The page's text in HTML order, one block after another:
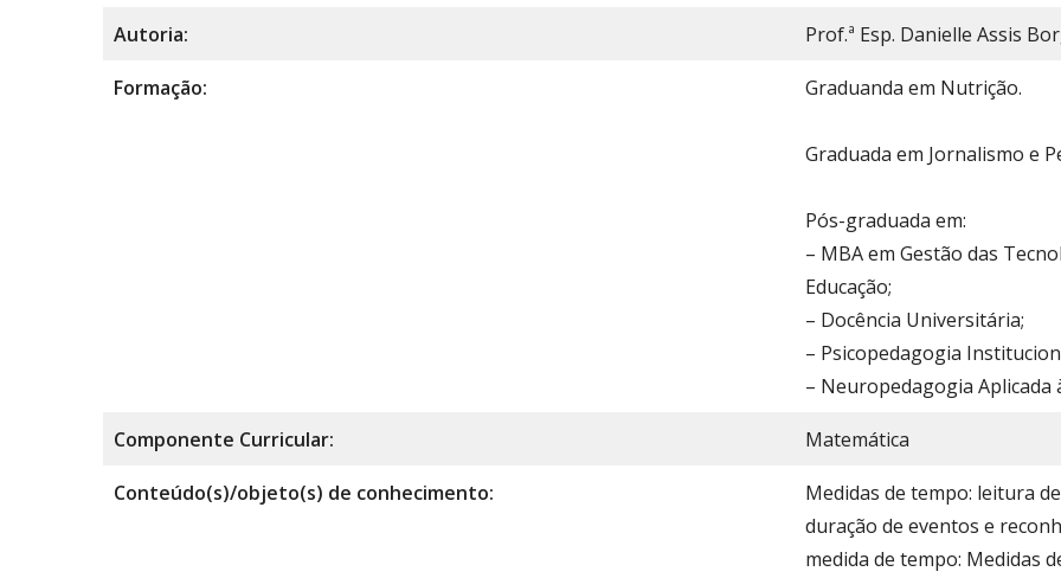
Autoria: Prof.ª Esp. Danielle Assis
Formação: Graduanda em Nutrição.
Graduada em Jornalismo e
Pós-graduada em:
– MBA em Gestão das
Educação;
– Docência Universitária;
– Psicopedagogia
– Neuropedagogia Aplicada
Componente Curricular: Matemática
Conteúdo(s)/objeto(s) de conhecimento:
Medidas de tempo: leitura
duração de eventos e
medida de tempo: Medidas